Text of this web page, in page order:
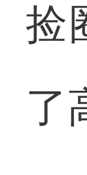
捡
了